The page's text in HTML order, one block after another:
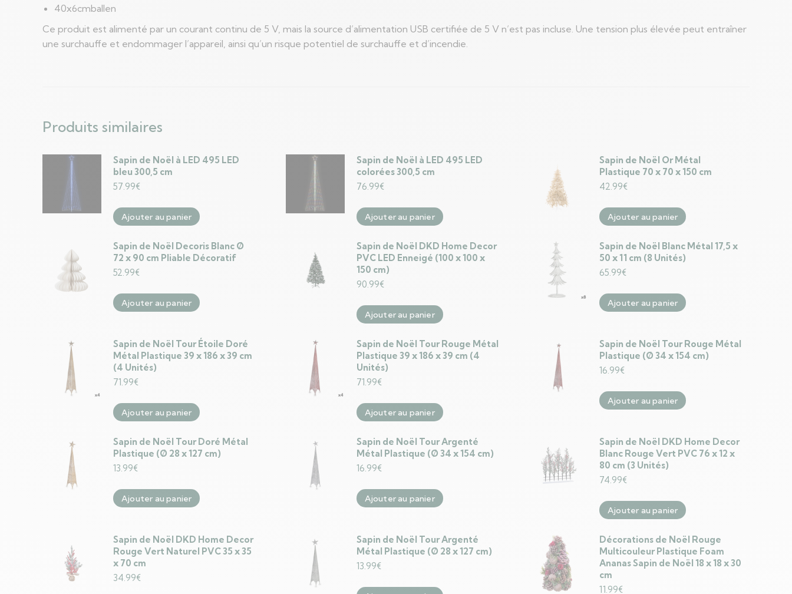
40x6cmballen
Ce produit est alimenté par un courant continu de 5 V, mais la source d’alimentation USB certifiée de 5 V n’est pas incluse. Une tension plus élevée peut entraîner
une surchauffe et endommager l’appareil, ainsi qu’un risque potentiel de surchauffe et d’incendie.
Produits similaires
Sapin de Noël à LED 495 LED
bleu 300,5 cm
57.99€
Ajouter au panier
Sapin de Noël à LED 495 LED
colorées 300,5 cm
76.99€
Ajouter au panier
Sapin de Noël Or Métal
Plastique 70 x 70 x 150 cm
42.99€
Ajouter au panier
Sapin de Noël Decoris Blanc Ø
72 x 90 cm Pliable Décoratif
52.99€
Ajouter au panier
Sapin de Noël DKD Home Decor
PVC LED Enneigé (100 x 100 x
150 cm)
90.99€
Ajouter au panier
Sapin de Noël Blanc Métal 17,5 x
50 x 11 cm (8 Unités)
65.99€
Ajouter au panier
Sapin de Noël Tour Étoile Doré
Métal Plastique 39 x 186 x 39 cm
(4 Unités)
71.99€
Ajouter au panier
Sapin de Noël Tour Rouge Métal
Plastique 39 x 186 x 39 cm (4
Unités)
71.99€
Ajouter au panier
Sapin de Noël Tour Rouge Métal
Plastique (Ø 34 x 154 cm)
16.99€
Ajouter au panier
Sapin de Noël Tour Doré Métal
Plastique (Ø 28 x 127 cm)
13.99€
Ajouter au panier
Sapin de Noël Tour Argenté
Métal Plastique (Ø 34 x 154 cm)
16.99€
Ajouter au panier
Sapin de Noël DKD Home Decor
Blanc Rouge Vert PVC 76 x 12 x
80 cm (3 Unités)
74.99€
Ajouter au panier
Sapin de Noël DKD Home Decor
Rouge Vert Naturel PVC 35 x 35
x 70 cm
34.99€
Sapin de Noël Tour Argenté
Métal Plastique (Ø 28 x 127 cm)
13.99€
Décorations de Noël Rouge
Multicouleur Plastique Foam
Ananas Sapin de Noël 18 x 18 x 30
cm
11.99€